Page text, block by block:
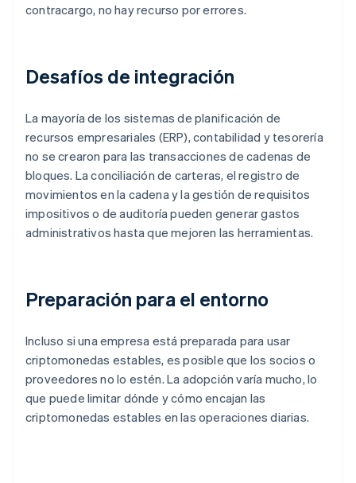
contracargo, no hay recurso por errores.
Desafíos de integración
La mayoría de los sistemas de planificación de
recursos empresariales (ERP), contabilidad y tesorería
no se crearon para las transacciones de cadenas de
bloques. La conciliación de carteras, el registro de
movimientos en la cadena y la gestión de requisitos
impositivos o de auditoría pueden generar gastos
administrativos hasta que mejoren las herramientas.
Preparación para el entorno
Incluso si una empresa está preparada para usar
criptomonedas estables, es posible que los socios o
proveedores no lo estén. La adopción varía mucho, lo
que puede limitar dónde y cómo encajan las
criptomonedas estables en las operaciones diarias.